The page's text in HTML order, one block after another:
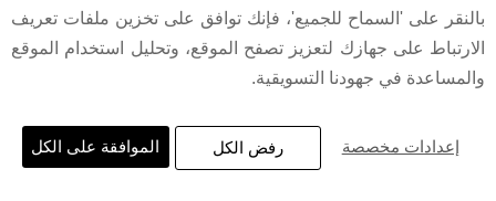
+8618830120193،
+2348111199996
5. رقم الاستقبال /واتساب:
+8618830120193
سياسة الخصوصية
بالنقر على 'السماح للجميع'، فإنك توافق على تخزين ملفات تعريف
الارتباط على جهازك لتعزيز تصفح الموقع، وتحليل استخدام الموقع
والمساعدة في جهودنا التسويقية.
إعدادات مخصصة رفض الكل الموافقة على الكل